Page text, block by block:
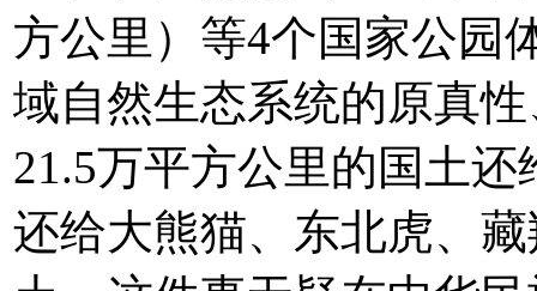
方公里）等4个国家公园
域自然生态系统的原真
21.5万平方公里的国土
还给大熊猫、东北虎、